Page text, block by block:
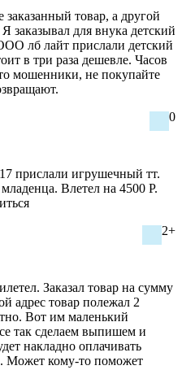
товар, а другой
заказывал для внука детский
лб лайт прислали детский
в три раза дешевле. Часов
мошенники, не покупайте
0
прислали игрушечный тт.
Влетел на 4500 Р.
2+
Заказал товар на сумму
адрес товар полежал 2
Вот им маленький
так сделаем выпишем и
накладно оплачивать
Может кому-то поможет